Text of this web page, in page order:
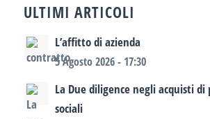
ULTIMI ARTICOLI
L’affitto di azienda
5 Agosto 2026 - 17:30
La Due diligence negli acquisti di
sociali